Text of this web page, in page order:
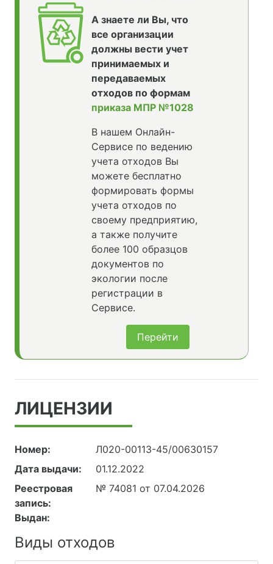
А знаете ли Вы, что
все организации
должны вести учет
принимаемых и
передаваемых
отходов по формам
приказа МПР №1028
В нашем Онлайн-
Сервисе по ведению
учета отходов Вы
можете бесплатно
формировать формы
учета отходов по
своему предприятию,
а также получите
более 100 образцов
документов по
экологии после
регистрации в
Сервисе.
Перейти
ЛИЦЕНЗИИ
Номер:
Л020-00113-45/00630157
Дата выдачи:
01.12.2022
Реестровая
запись:
№ 74081 от 07.04.2026
Выдан:
Виды отходов